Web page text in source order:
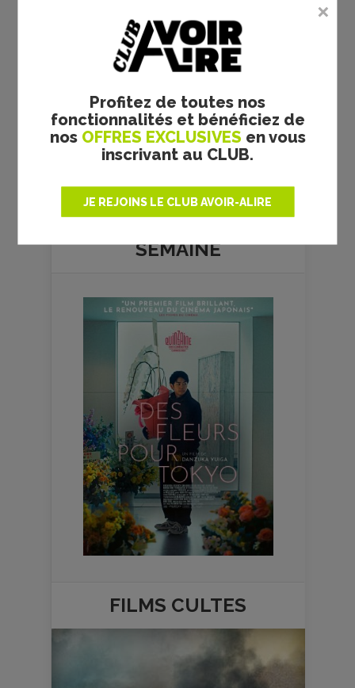
Profitez de toutes nos
fonctionnalités et bénéficiez de
nos OFFRES EXCLUSIVES en vous
inscrivant au CLUB.
JE REJOINS LE CLUB AVOIR-ALIRE
Plus de films
SEMAINE
FILMS CULTES